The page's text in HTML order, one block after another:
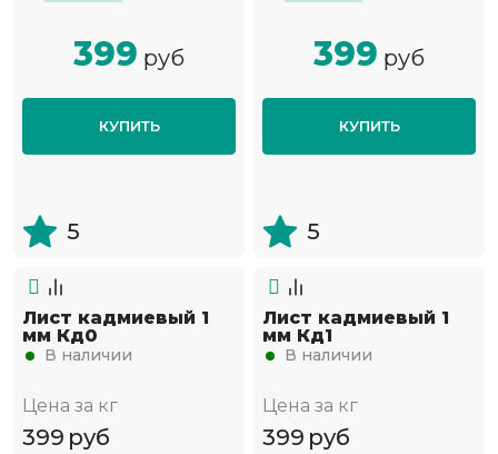
399 руб
КУПИТЬ
5
399 руб
КУПИТЬ
5
Лист кадмиевый 1
мм Кд0
В наличии
Цена за кг
399 руб
Лист кадмиевый 1
мм Кд1
В наличии
Цена за кг
399 руб